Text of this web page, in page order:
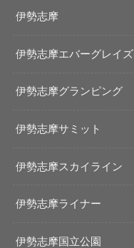
伊勢志摩
伊勢志摩エバーグレイズ
伊勢志摩グランピング
伊勢志摩サミット
伊勢志摩スカイライン
伊勢志摩ライナー
伊勢志摩国立公園